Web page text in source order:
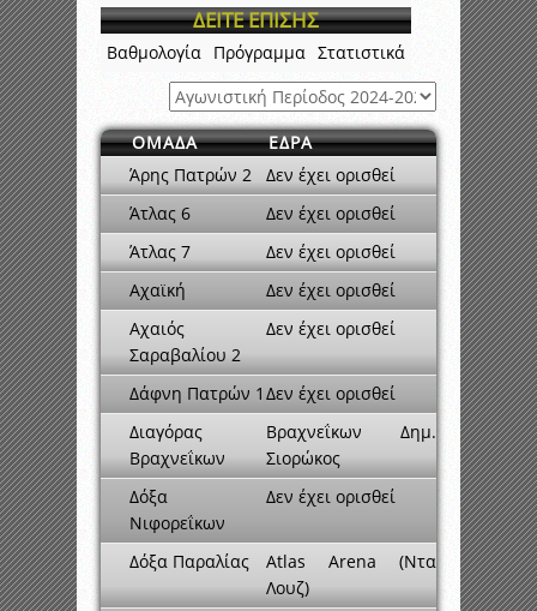
ΔΕΙΤΕ ΕΠΙΣΗΣ
Βαθμολογία Πρόγραμμα Στατιστικά
ΟΜΑΔΑ
ΕΔΡΑ
Άρης Πατρών 2
Δεν έχει ορισθεί
Άτλας 6
Δεν έχει ορισθεί
Άτλας 7
Δεν έχει ορισθεί
Αχαϊκή
Δεν έχει ορισθεί
Αχαιός
Σαραβαλίου 2
Δεν έχει ορισθεί
Δάφνη Πατρών 1 Δεν έχει ορισθεί
Διαγόρας
Βραχνεΐκων
Βραχνεΐκων Δημ.
Σιορώκος
Δόξα
Νιφορεΐκων
Δεν έχει ορισθεί
Δόξα Παραλίας
Atlas Arena (Ντα
Λουζ)